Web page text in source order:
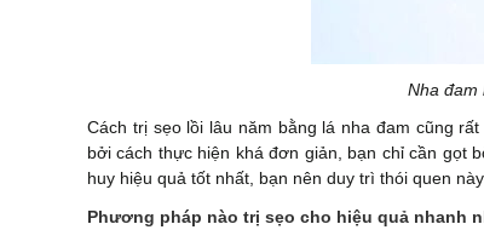
Nha đam
Cách trị sẹo lồi lâu năm bằng lá nha đam cũng
bởi cách thực hiện khá đơn giản, bạn chỉ cần gọt
huy hiệu quả tốt nhất, bạn nên duy trì thói quen
Phương pháp nào trị sẹo cho hiệu quả nhanh